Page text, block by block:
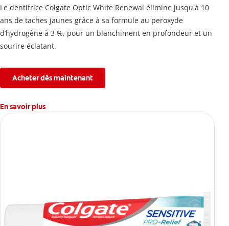
Le dentifrice Colgate Optic White Renewal élimine jusqu'à 10
ans de taches jaunes grâce à sa formule au peroxyde
d’hydrogène à 3 %, pour un blanchiment en profondeur et un
sourire éclatant.
Acheter dès maintenant
En savoir plus